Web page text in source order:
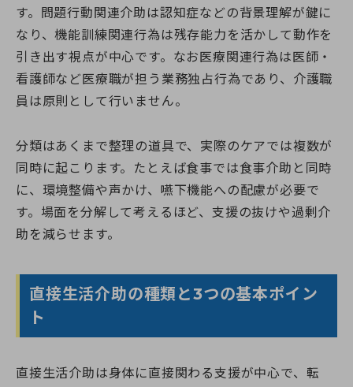
す。問題行動関連介助は認知症などの背景理解が鍵に
なり、機能訓練関連行為は残存能力を活かして動作を
引き出す視点が中心です。なお医療関連行為は医師・
看護師など医療職が担う業務独占行為であり、介護職
員は原則として行いません。
分類はあくまで整理の道具で、実際のケアでは複数が
同時に起こります。たとえば食事では食事介助と同時
に、環境整備や声かけ、嚥下機能への配慮が必要で
す。場面を分解して考えるほど、支援の抜けや過剰介
助を減らせます。
直接生活介助の種類と3つの基本ポイン
ト
直接生活介助は身体に直接関わる支援が中心で、転